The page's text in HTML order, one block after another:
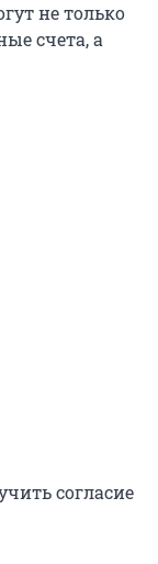
не только
счета, а
согласие